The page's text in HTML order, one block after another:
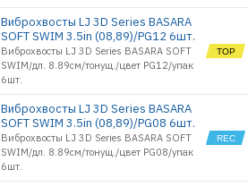
Виброхвосты LJ 3D Series BASARA
SOFT SWIM 3.5in (08,89)/PG12 6шт.
Виброхвосты LJ 3D Series BASARA SOFT
SWIM/дл. 8.89см/тонущ./цвет PG12/упак
6шт.
Виброхвосты LJ 3D Series BASARA
SOFT SWIM 3.5in (08,89)/PG08 6шт.
Виброхвосты LJ 3D Series BASARA SOFT
SWIM/дл. 8.89см/тонущ./цвет PG08/упак
6шт.